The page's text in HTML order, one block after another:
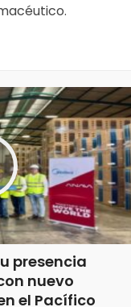
presencia
nuevo
el Pacífico